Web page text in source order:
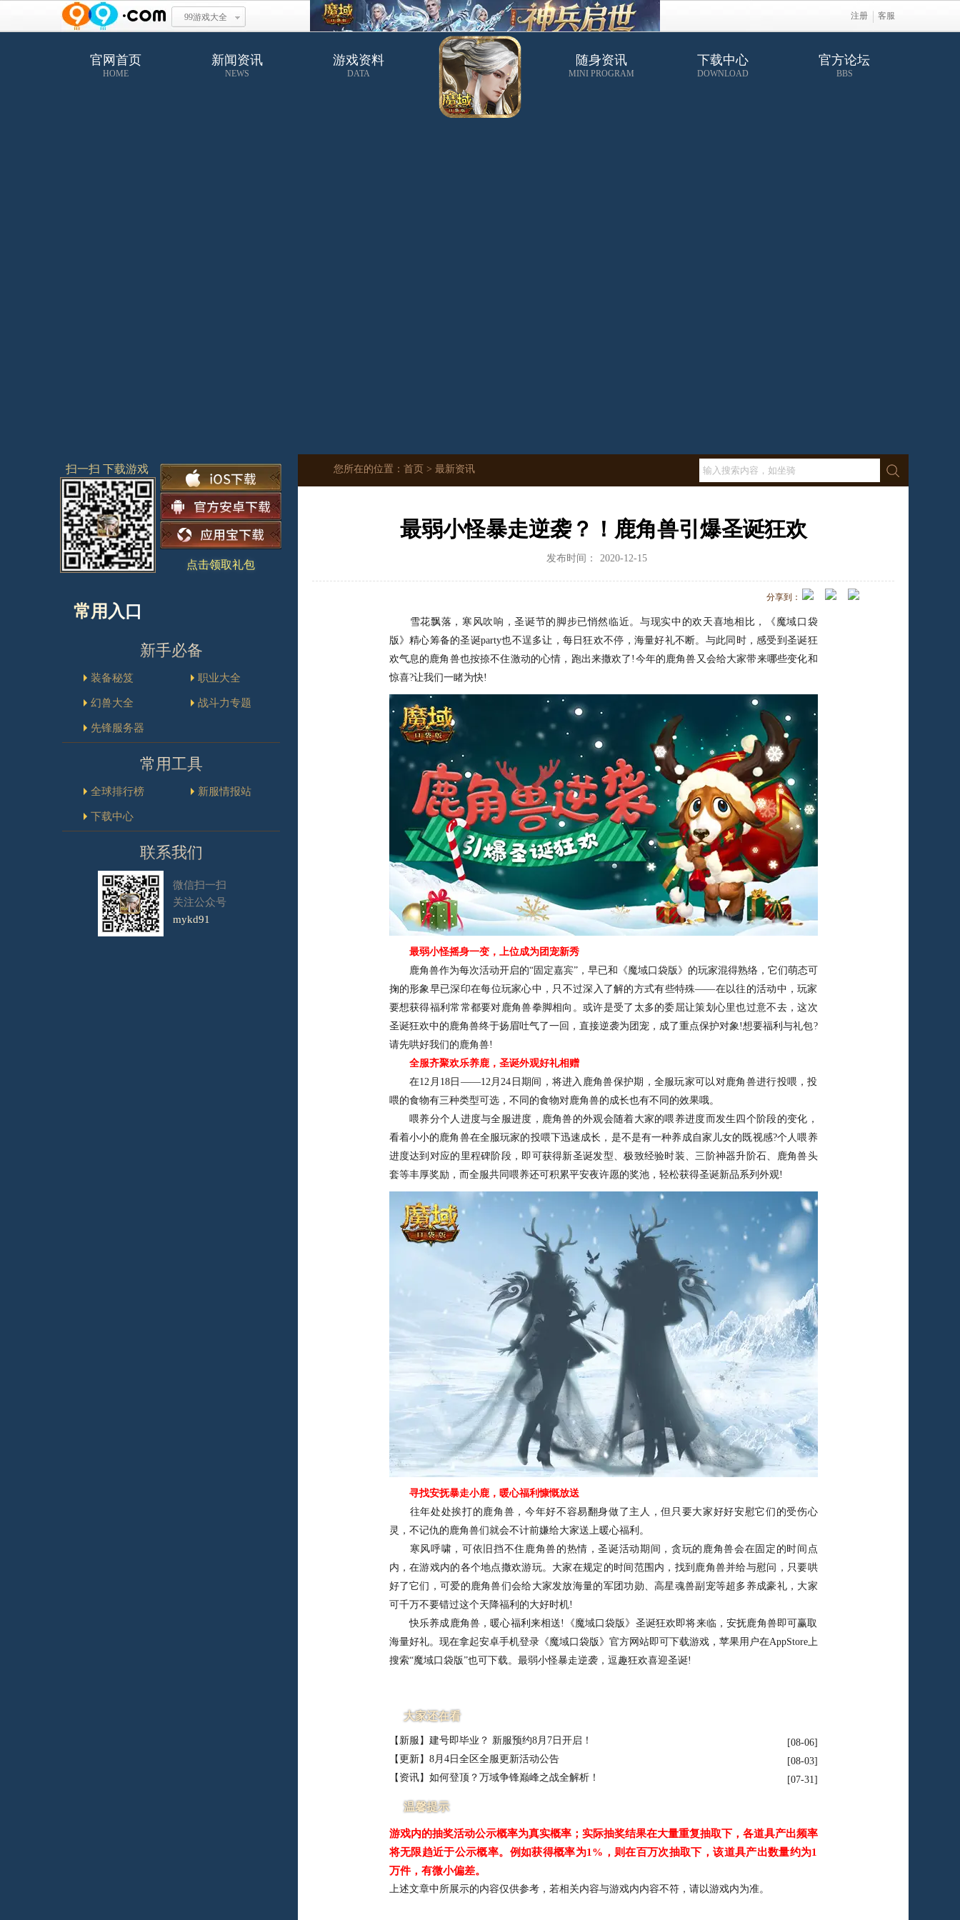
99游戏大全 注册 客服
官网首页
HOME
新闻资讯
NEWS
游戏资料
DATA
随身资讯
MINI PROGRAM
下载中心
DOWNLOAD
官方论坛
BBS
扫一扫 下载游戏
点击领取礼包
常用入口
新手必备
装备秘笈 职业大全
幻兽大全 战斗力专题
先锋服务器
常用工具
全球排行榜 新服情报站
下载中心
联系我们
微信扫一扫
关注公众号
mykd91
您所在的位置： 首页 > 最新资讯
最弱小怪暴走逆袭？！鹿角兽引爆圣诞狂欢
发布时间： 2020-12-15
分享到：
雪花飘落，寒风吹响，圣诞节的脚步已悄然临近。与现实中的欢天喜地相比，《魔域口袋
版》精心筹备的圣诞party也不逞多让，每日狂欢不停，海量好礼不断。与此同时，感受到圣诞狂
欢气息的鹿角兽也按捺不住激动的心情，跑出来撒欢了!今年的鹿角兽又会给大家带来哪些变化和
惊喜?让我们一睹为快!
最弱小怪摇身一变，上位成为团宠新秀
鹿角兽作为每次活动开启的“固定嘉宾”，早已和《魔域口袋版》的玩家混得熟络，它们萌态可
掬的形象早已深印在每位玩家心中，只不过深入了解的方式有些特殊——在以往的活动中，玩家
要想获得福利常常都要对鹿角兽拳脚相向。或许是受了太多的委屈让策划心里也过意不去，这次
圣诞狂欢中的鹿角兽终于扬眉吐气了一回，直接逆袭为团宠，成了重点保护对象!想要福利与礼包?
请先哄好我们的鹿角兽!
全服齐聚欢乐养鹿，圣诞外观好礼相赠
在12月18日——12月24日期间，将进入鹿角兽保护期，全服玩家可以对鹿角兽进行投喂，投
喂的食物有三种类型可选，不同的食物对鹿角兽的成长也有不同的效果哦。
喂养分个人进度与全服进度，鹿角兽的外观会随着大家的喂养进度而发生四个阶段的变化，
看着小小的鹿角兽在全服玩家的投喂下迅速成长，是不是有一种养成自家儿女的既视感?个人喂养
进度达到对应的里程碑阶段，即可获得新圣诞发型、极致经验时装、三阶神器升阶石、鹿角兽头
套等丰厚奖励，而全服共同喂养还可积累平安夜许愿的奖池，轻松获得圣诞新品系列外观!
寻找安抚暴走小鹿，暖心福利慷慨放送
往年处处挨打的鹿角兽，今年好不容易翻身做了主人，但只要大家好好安慰它们的受伤心
灵，不记仇的鹿角兽们就会不计前嫌给大家送上暖心福利。
寒风呼啸，可依旧挡不住鹿角兽的热情，圣诞活动期间，贪玩的鹿角兽会在固定的时间点
内，在游戏内的各个地点撒欢游玩。大家在规定的时间范围内，找到鹿角兽并给与慰问，只要哄
好了它们，可爱的鹿角兽们会给大家发放海量的军团功勋、高星魂兽副宠等超多养成豪礼，大家
可千万不要错过这个天降福利的大好时机!
快乐养成鹿角兽，暖心福利来相送!《魔域口袋版》圣诞狂欢即将来临，安抚鹿角兽即可赢取
海量好礼。现在拿起安卓手机登录《魔域口袋版》官方网站即可下载游戏，苹果用户在AppStore上
搜索“魔域口袋版”也可下载。最弱小怪暴走逆袭，逗趣狂欢喜迎圣诞!
大家还在看
【新服】建号即毕业？ 新服预约8月7日开启！
08-06
【更新】8月4日全区全服更新活动公告
08-03
【资讯】如何登顶？万域争锋巅峰之战全解析！
07-31
温馨提示
游戏内的抽奖活动公示概率为真实概率；实际抽奖结果在大量重复抽取下，各道具产出频率
将无限趋近于公示概率。例如获得概率为1%，则在百万次抽取下，该道具产出数量约为1
万件，有微小偏差。
上述文章中所展示的内容仅供参考，若相关内容与游戏内内容不符，请以游戏内为准。